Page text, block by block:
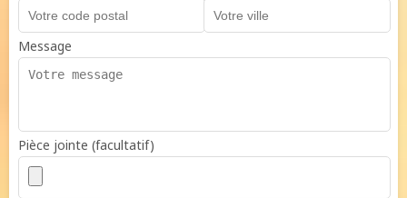
Message
Pièce jointe (facultatif)